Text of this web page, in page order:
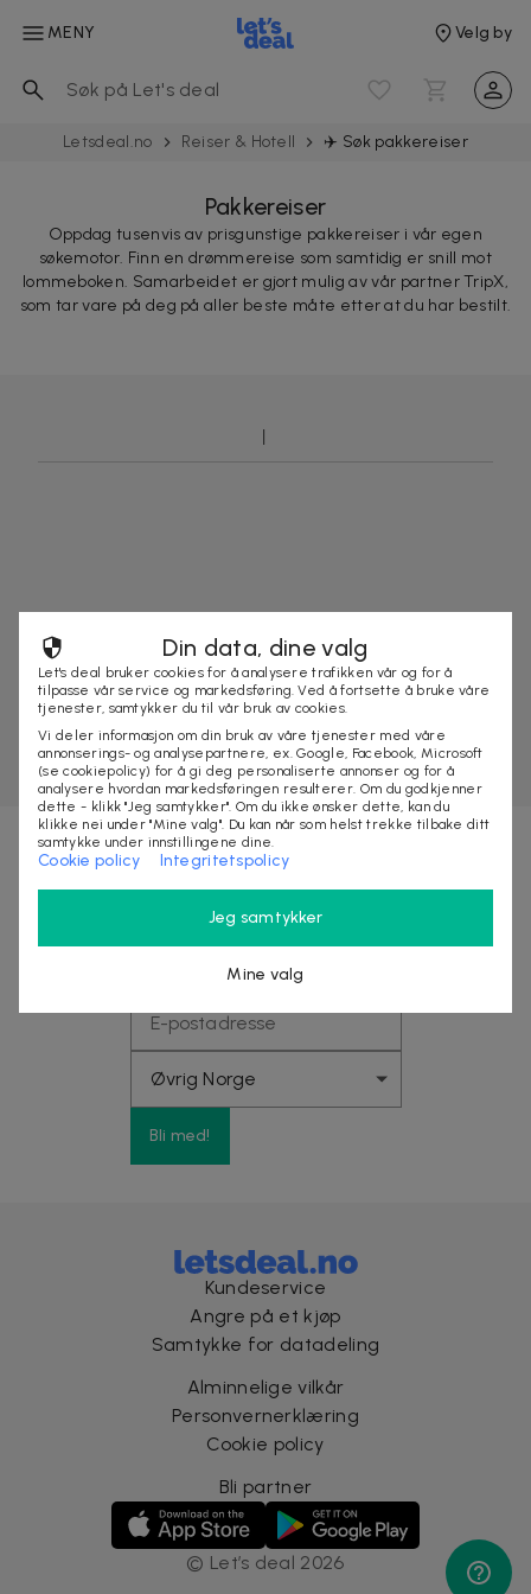
MENY Velg by
Letsdeal.no Reiser & Hotell ✈️ Søk pakkereiser
Pakkereiser
Oppdag tusenvis av prisgunstige pakkereiser i vår egen
søkemotor. Finn en drømmereise som samtidig er snill mot
lommeboken. Samarbeidet er gjort mulig av vår partner TripX,
som tar vare på deg på aller beste måte etter at du har bestilt.
Få eksklusive rabatter, tjuvstart på store
kampanjer og opptil 10% rabatt på ditt neste kjøp
Bli med!
Kundeservice
Angre på et kjøp
Samtykke for datadeling
Alminnelige vilkår
Personvernerklæring
Cookie policy
Bli partner
© Let’s deal 2026
Din data, dine valg
Let's deal bruker cookies for å analysere trafikken vår og for å
tilpasse vår service og markedsføring. Ved å fortsette å bruke våre
tjenester, samtykker du til vår bruk av cookies.
Vi deler informasjon om din bruk av våre tjenester med våre
annonserings- og analysepartnere, ex. Google, Facebook, Microsoft
(se cookiepolicy) for å gi deg personaliserte annonser og for å
analysere hvordan markedsføringen resulterer. Om du godkjenner
dette - klikk "Jeg samtykker". Om du ikke ønsker dette, kan du
klikke nei under "Mine valg". Du kan når som helst trekke tilbake ditt
samtykke under innstillingene dine.
Cookie policy Integritetspolicy
Jeg samtykker
Mine valg